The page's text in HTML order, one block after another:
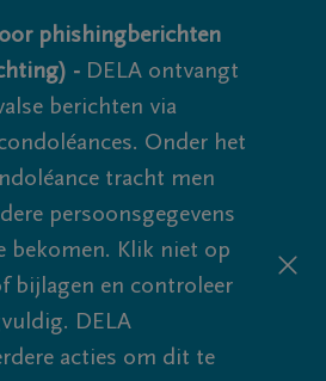
phishingberichten
- DELA ontvangt
berichten via
Onder het
tracht men
persoonsgegevens
bekomen. Klik niet op
bijlagen en controleer
DELA
acties om dit te